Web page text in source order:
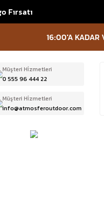
Fırsatı
16:00'A KADAR
Müşteri Hi̇zmetleri
0 555 96 444 22
Müşteri Hi̇zmetleri
info@atmosferoutdoor.com